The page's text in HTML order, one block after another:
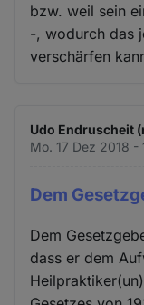
bzw. weil sein
-, wodurch das
verschärfen
Udo Endruscheit
Mo. 17 Dez 2018 -
Dem
Dem
dass er dem